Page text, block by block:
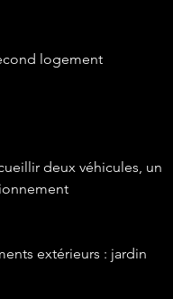
logement
deux véhicules, un
extérieurs : jardin